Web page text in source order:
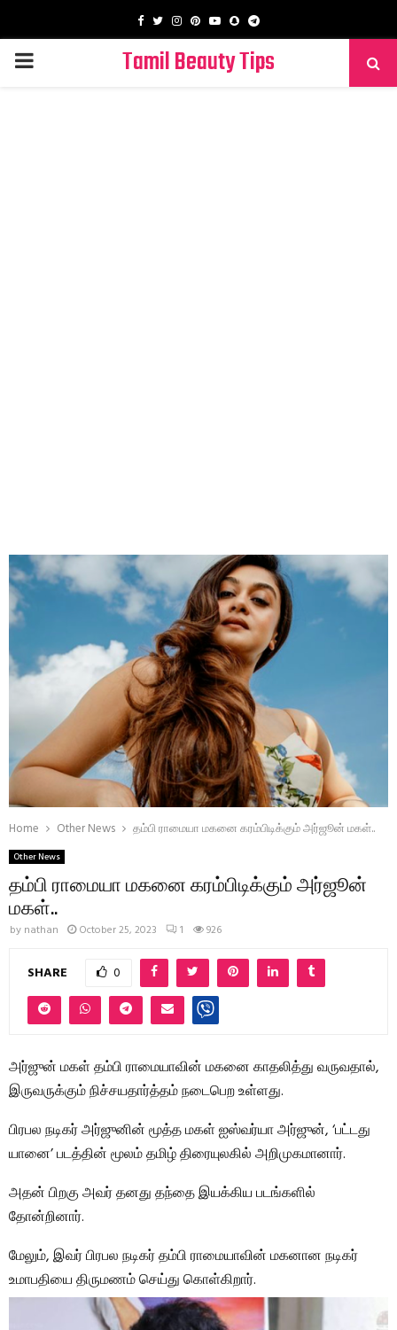
Facebook
TwitterInstagram
PinterestYoutube
SnapchatTelegram
PRIMARY
Tamil Beauty Tips
Home Other News தம்பி ராமையா மகனை கரம்பிடிக்கும் அர்ஜூன் மகள்..
Other News
தம்பி ராமையா மகனை கரம்பிடிக்கும் அர்ஜூன்
மகள்..
by nathan October 25, 2023 1 926
SHARE 0
அர்ஜுன் மகள் தம்பி ராமையாவின் மகனை காதலித்து வருவதால்,
இருவருக்கும் நிச்சயதார்த்தம் நடைபெற உள்ளது.
பிரபல நடிகர் அர்ஜுனின் மூத்த மகள் ஐஸ்வர்யா அர்ஜுன், ‘பட்டது
யானை’ படத்தின் மூலம் தமிழ் திரையுலகில் அறிமுகமானார்.
அதன் பிறகு அவர் தனது தந்தை இயக்கிய படங்களில்
தோன்றினார்.
மேலும், இவர் பிரபல நடிகர் தம்பி ராமையாவின் மகனான நடிகர்
உமாபதியை திருமணம் செய்து கொள்கிறார்.